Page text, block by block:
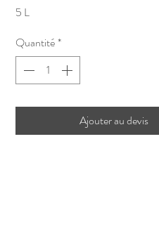
5 L
Quantité*
Ajouter au devis